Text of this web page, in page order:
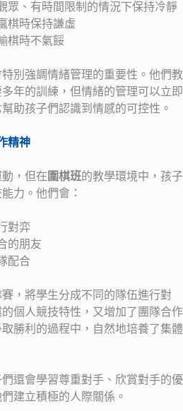
眾、有時間限制的情況下保持冷靜
棋時保持謙虛
棋時不氣餒
別強調情緒管理的重要性。他們教
年的訓練，但情緒的管理可以立即
助孩子們認識到情感的可控性。
精神
，但在 圍棋班的教學環境中，孩子
力。他們會：
對弈
的朋友
配合
，將學生分成不同的隊伍進行對
個人競技特性，又增加了團隊合作
勝利的過程中，自然地培養了集體
還會學習尊重對手、欣賞對手的優
建立積極的人際關係。